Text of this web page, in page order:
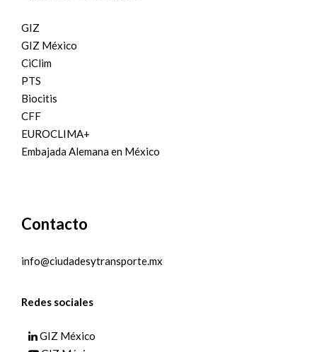
GIZ
GIZ México
CiClim
PTS
Biocitis
CFF
EUROCLIMA+
Embajada Alemana en México
Contacto
info@ciudadesytransporte.mx
Redes sociales
GIZ México